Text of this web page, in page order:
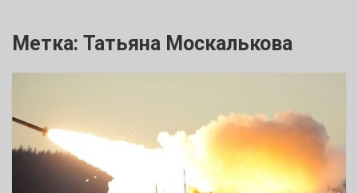
Метка: Татьяна Москалькова